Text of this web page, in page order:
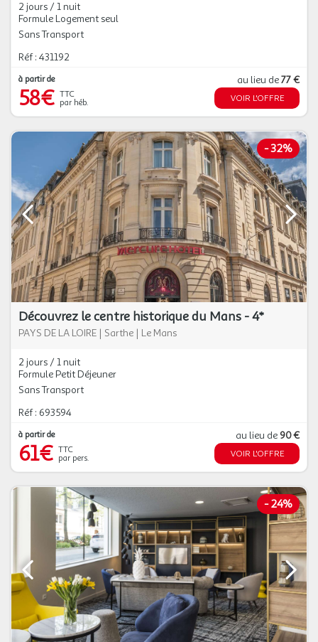
2 jours / 1 nuit
Formule Logement seul
Sans Transport
Réf : 431192
à partir de
58€ TTC
par héb.
au lieu de77 €
VOIR L'OFFRE
-32%
Découvrez le centre historique du Mans - 4*
PAYS DE LA LOIRE | Sarthe | Le Mans
2 jours / 1 nuit
Formule Petit Déjeuner
Sans Transport
Réf : 693594
à partir de
61€ TTC
par pers.
au lieu de 90 €
VOIR L'OFFRE
- 24%